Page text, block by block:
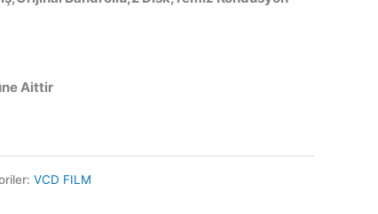
Aittir
VCD FILM